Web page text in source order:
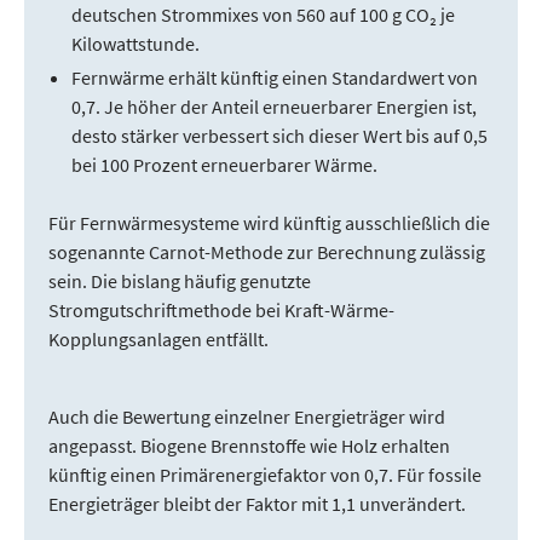
deutschen Strommixes von 560 auf 100 g CO₂ je
Kilowattstunde.
Fernwärme erhält künftig einen Standardwert von
0,7. Je höher der Anteil erneuerbarer Energien ist,
desto stärker verbessert sich dieser Wert bis auf 0,5
bei 100 Prozent erneuerbarer Wärme.
Für Fernwärmesysteme wird künftig ausschließlich die
sogenannte Carnot-Methode zur Berechnung zulässig
sein. Die bislang häufig genutzte
Stromgutschriftmethode bei Kraft-Wärme-
Kopplungsanlagen entfällt.
Auch die Bewertung einzelner Energieträger wird
angepasst. Biogene Brennstoffe wie Holz erhalten
künftig einen Primärenergiefaktor von 0,7. Für fossile
Energieträger bleibt der Faktor mit 1,1 unverändert.